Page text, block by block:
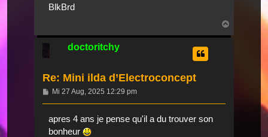
BlkBrd
oben
doctoritchy
Re: Mini ilda d’Electroconcept
Beitrag
Mi 27 Aug, 2025 12:29 pm
apres 4 ans je pense qu'il a du trouver son
bonheur